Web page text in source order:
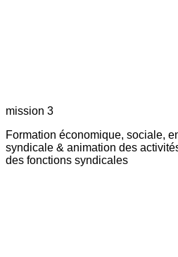
mission 3
Formation économique, sociale,
syndicale & animation des
des fonctions syndicales